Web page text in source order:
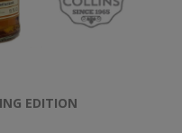
EDITION